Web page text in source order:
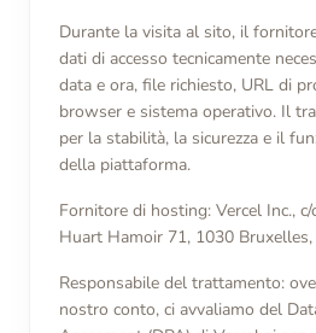
Durante la visita al sito, il
dati di accesso tecnicamente
data e ora, file richiesto, URL di
browser e sistema operativo. Il
per la stabilità, la sicurezza e il
della piattaforma.
Fornitore di hosting: Vercel Inc.,
Huart Hamoir 71, 1030 Bruxelles,
Responsabile del trattamento:
nostro conto, ci avvaliamo del